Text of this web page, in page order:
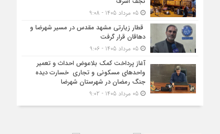
05 مرداد 1405 - 9:08
قطار زیارتی مشهد مقدس در مسیر شهرضا و
دهاقان قرار گرفت
05 مرداد 1405 - 9:06
آغاز پرداخت کمک بلاعوض احداث و تعمیر
واحد‌های مسکونی و تجاری خسارت دیده
جنگ رمضان در شهرستان شهرضا
05 مرداد 1405 - 9:02